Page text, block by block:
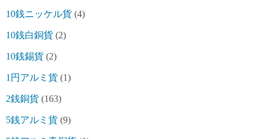
10銭ニッケル貨 (4)
10銭白銅貨 (2)
10銭錫貨 (2)
1円アルミ貨 (1)
2銭銅貨 (163)
5銭アルミ貨 (9)